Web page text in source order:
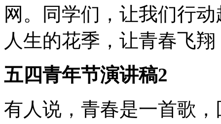
网。同学们，让我们行
人生的花季，让青春飞翔
五四青年节演讲稿2
有人说，青春是一首歌